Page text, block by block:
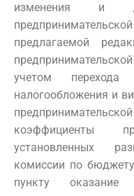
изменения и
предлагаемой
учетом
налогообложения и
коэффициенты
установленных
комиссии по
пункту